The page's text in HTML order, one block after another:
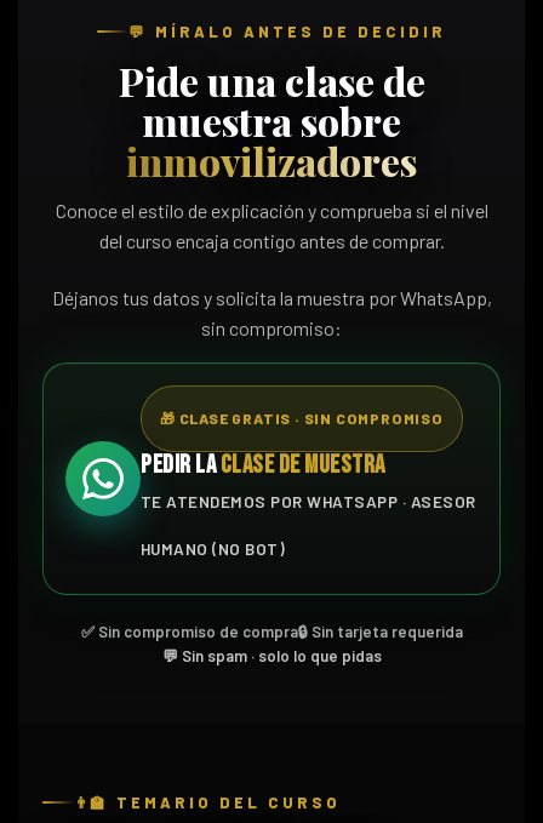
💬 MÍRALO ANTES DE DECIDIR
Pide una clase de
muestra sobre
inmovilizadores
Conoce el estilo de explicación y comprueba si el nivel
del curso encaja contigo antes de comprar.
Déjanos tus datos y solicita la muestra por WhatsApp,
sin compromiso:
🎁 CLASE GRATIS · SIN COMPROMISO
PEDIR LACLASE DE MUESTRA
TE ATENDEMOS POR WHATSAPP · ASESOR
HUMANO (NO BOT)
✅ Sin compromiso de compra🔒 Sin tarjeta requerida
💬 Sin spam · solo lo que pidas
👨‍🏫 TEMARIO DEL CURSO